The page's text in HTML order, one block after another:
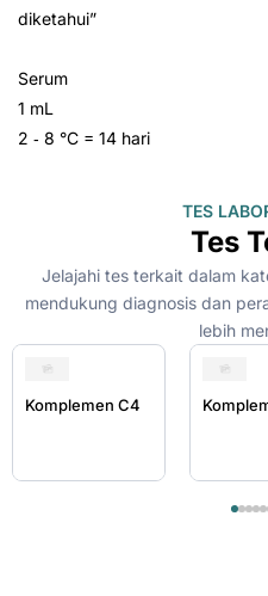
diketahui”
Serum
1 mL
2 ‑ 8 °C = 14 hari
TES
Tes
Jelajahi tes terkait dalam
mendukung diagnosis dan
lebih
Komplemen C4